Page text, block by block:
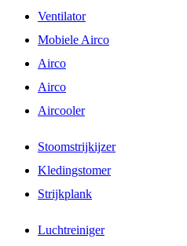
Ventilator
Mobiele Airco
Airco
Airco
Aircooler
Stoomstrijkijzer
Kledingstomer
Strijkplank
Luchtreiniger